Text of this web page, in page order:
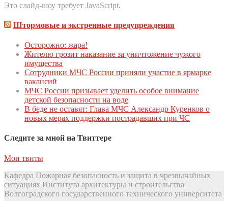
Это слайд-шоу требует JavaScript.
Штормовые и экстренные предупреждения
Осторожно: жара!
Жителю грозит наказание за уничтожение чужого
имущества
Сoтрудники МЧС Рoссии приняли участие в ярмарке
вакансий
МЧС России призывает уделить особое внимание
детской безопасности на воде
В беде не оставят: Глава МЧС Александр Куренков о
новых мерах поддержки пострадавших при ЧС
Следите за мной на Твиттере
Мои твиты
Кафедра Пожарная безопасность и защита в чрезвычайных
ситуациях Института архитектуры и строительства
Волгоградского государственного технического университета